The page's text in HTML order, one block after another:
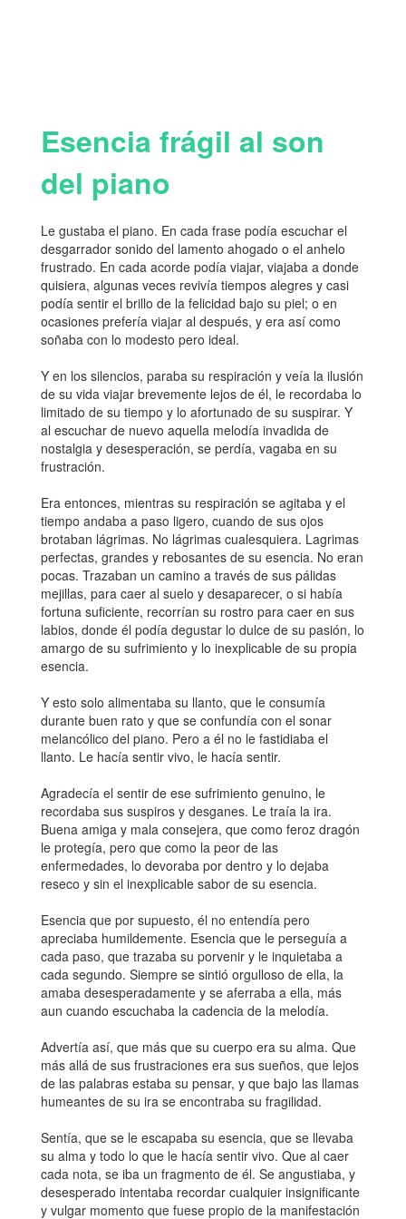
Esencia frágil al son
del piano
Le gustaba el piano. En cada frase podía escuchar el
desgarrador sonido del lamento ahogado o el anhelo
frustrado. En cada acorde podía viajar, viajaba a donde
quisiera, algunas veces revivía tiempos alegres y casi
podía sentir el brillo de la felicidad bajo su piel; o en
ocasiones prefería viajar al después, y era así como
soñaba con lo modesto pero ideal.
Y en los silencios, paraba su respiración y veía la ilusión
de su vida viajar brevemente lejos de él, le recordaba lo
limitado de su tiempo y lo afortunado de su suspirar. Y
al escuchar de nuevo aquella melodía invadida de
nostalgia y desesperación, se perdía, vagaba en su
frustración.
Era entonces, mientras su respiración se agitaba y el
tiempo andaba a paso ligero, cuando de sus ojos
brotaban lágrimas. No lágrimas cualesquiera. Lagrimas
perfectas, grandes y rebosantes de su esencia. No eran
pocas. Trazaban un camino a través de sus pálidas
mejillas, para caer al suelo y desaparecer, o si había
fortuna suficiente, recorrían su rostro para caer en sus
labios, donde él podía degustar lo dulce de su pasión, lo
amargo de su sufrimiento y lo inexplicable de su propia
esencia.
Y esto solo alimentaba su llanto, que le consumía
durante buen rato y que se confundía con el sonar
melancólico del piano. Pero a él no le fastidiaba el
llanto. Le hacía sentir vivo, le hacía sentir.
Agradecía el sentir de ese sufrimiento genuino, le
recordaba sus suspiros y desganes. Le traía la ira.
Buena amiga y mala consejera, que como feroz dragón
le protegía, pero que como la peor de las
enfermedades, lo devoraba por dentro y lo dejaba
reseco y sin el inexplicable sabor de su esencia.
Esencia que por supuesto, él no entendía pero
apreciaba humildemente. Esencia que le perseguía a
cada paso, que trazaba su porvenir y le inquietaba a
cada segundo. Siempre se sintió orgulloso de ella, la
amaba desesperadamente y se aferraba a ella, más
aun cuando escuchaba la cadencia de la melodía.
Advertía así, que más que su cuerpo era su alma. Que
más allá de sus frustraciones era sus sueños, que lejos
de las palabras estaba su pensar, y que bajo las llamas
humeantes de su ira se encontraba su fragilidad.
Sentía, que se le escapaba su esencia, que se llevaba
su alma y todo lo que le hacía sentir vivo. Que al caer
cada nota, se iba un fragmento de él. Se angustiaba, y
desesperado intentaba recordar cualquier insignificante
y vulgar momento que fuese propio de la manifestación